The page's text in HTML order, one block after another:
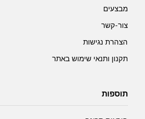
מבצעים
צור-קשר
הצהרת נגישות
תקנון ותנאי שימוש באתר
תוספות